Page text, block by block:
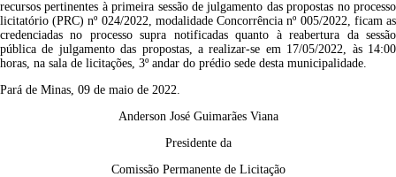
recursos pertinentes à primeira sessão de julgamento das propostas no processo
licitatório (PRC) nº 024/2022, modalidade Concorrência nº 005/2022, ficam as
credenciadas no processo supra notificadas quanto à reabertura da sessão
pública de julgamento das propostas, a realizar-se em 17/05/2022, às 14:00
horas, na sala de licitações, 3º andar do prédio sede desta municipalidade.
Pará de Minas, 09 de maio de 2022.
Anderson José Guimarães Viana
Presidente da
Comissão Permanente de Licitação